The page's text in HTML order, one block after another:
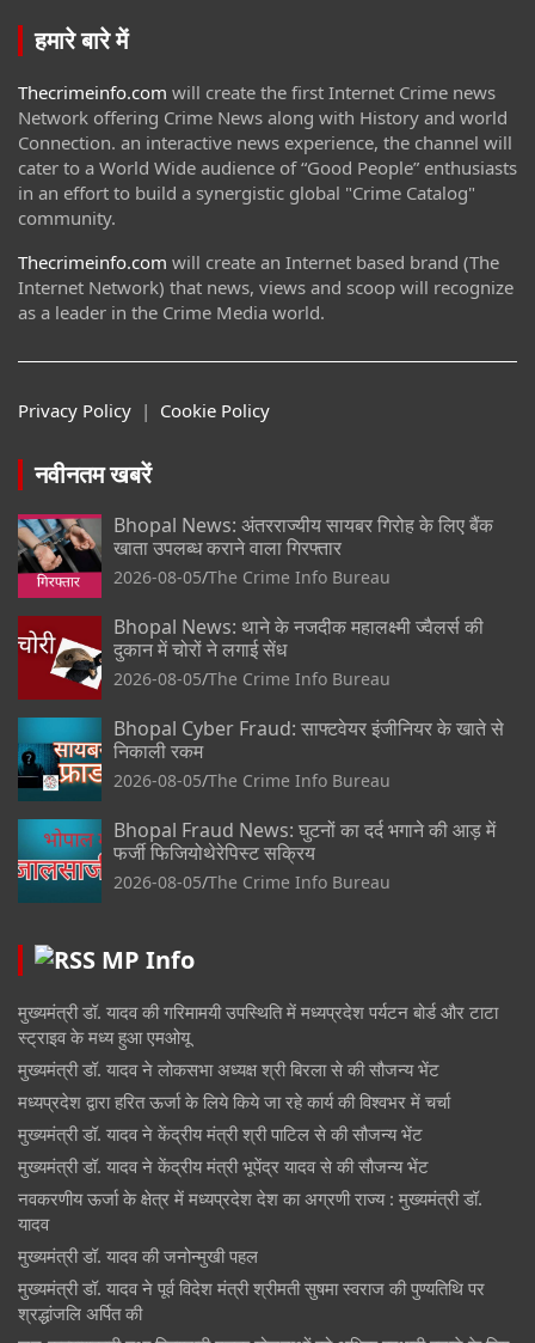
हमारे बारे में
Thecrimeinfo.com will create the first Internet Crime news
Network offering Crime News along with History and world
Connection. an interactive news experience, the channel will
cater to a World Wide audience of “Good People” enthusiasts
in an effort to build a synergistic global "Crime Catalog"
community.
Thecrimeinfo.com will create an Internet based brand (The
Internet Network) that news, views and scoop will recognize
as a leader in the Crime Media world.
Privacy Policy | Cookie Policy
नवीनतम खबरें
Bhopal News: अंतरराज्यीय सायबर गिरोह के लिए बैंक
खाता उपलब्ध कराने वाला गिरफ्तार
2026-08-05 The Crime Info Bureau
Bhopal News: थाने के नजदीक महालक्ष्मी ज्वैलर्स की
दुकान में चोरों ने लगाई सेंध
2026-08-05 The Crime Info Bureau
Bhopal Cyber Fraud: साफ्टवेयर इंजीनियर के खाते से
निकाली रकम
2026-08-05 The Crime Info Bureau
Bhopal Fraud News: घुटनों का दर्द भगाने की आड़ में
फर्जी फिजियोथेरेपिस्ट सक्रिय
2026-08-05 The Crime Info Bureau
MP Info
मुख्यमंत्री डॉ. यादव की गरिमामयी उपस्थिति में मध्यप्रदेश पर्यटन बोर्ड और टाटा
स्ट्राइव के मध्य हुआ एमओयू
मुख्यमंत्री डॉ. यादव ने लोकसभा अध्यक्ष श्री बिरला से की सौजन्य भेंट
मध्यप्रदेश द्वारा हरित ऊर्जा के लिये किये जा रहे कार्य की विश्वभर में चर्चा
मुख्यमंत्री डॉ. यादव ने केंद्रीय मंत्री श्री पाटिल से की सौजन्य भेंट
मुख्यमंत्री डॉ. यादव ने केंद्रीय मंत्री भूपेंद्र यादव से की सौजन्य भेंट
नवकरणीय ऊर्जा के क्षेत्र में मध्यप्रदेश देश का अग्रणी राज्य : मुख्यमंत्री डॉ.
यादव
मुख्यमंत्री डॉ. यादव की जनोन्मुखी पहल
मुख्यमंत्री डॉ. यादव ने पूर्व विदेश मंत्री श्रीमती सुषमा स्वराज की पुण्यतिथि पर
श्रद्धांजलि अर्पित की